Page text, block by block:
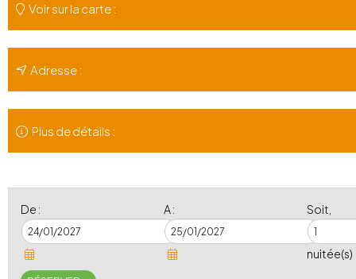
Voir sur la carte :
Adresse :
Plus de détails :
De : A : Soit,
nuitée(s)